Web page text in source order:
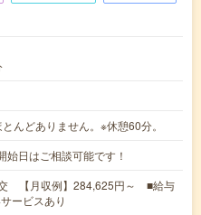
どありません。※休憩60分。
日はご相談可能です！
【月収例】284,625円～ ■給与
ービスあり